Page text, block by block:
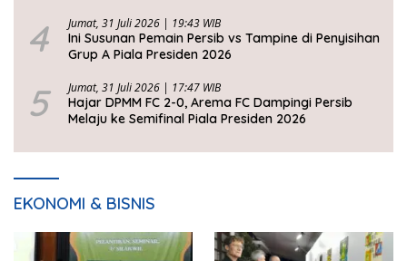
4 Jumat, 31 Juli 2026 | 19:43 WIB
Ini Susunan Pemain Persib vs Tampine di Penyisihan
Grup A Piala Presiden 2026
5 Jumat, 31 Juli 2026 | 17:47 WIB
Hajar DPMM FC 2-0, Arema FC Dampingi Persib
Melaju ke Semifinal Piala Presiden 2026
EKONOMI & BISNIS